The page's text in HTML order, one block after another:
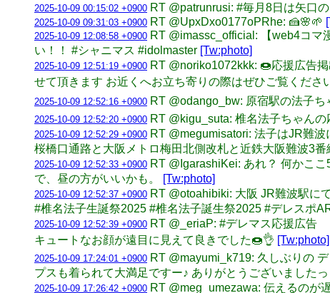
2025-10-09 00:15:02 +0900 RT @patrunrusi: #毎月8日は矢口
2025-10-09 09:31:03 +0900 RT @UpxDxo0177oPRhe: 🍰🌸🌱
2025-10-09 12:08:58 +0900 RT @imassc_official: 【web4コマ
い！！ #シャニマス #idolmaster [Tw:photo]
2025-10-09 12:51:19 +0900 RT @noriko1072kkk: 🍩応援広告
せて頂きます お近くへお立ち寄りの際はぜひご覧くだ
2025-10-09 12:52:16 +0900 RT @odango_bw: 原宿駅の法子
2025-10-09 12:52:20 +0900 RT @kigu_suta: 椎名法子ちゃん
2025-10-09 12:52:29 +0900 RT @megumisatori: 法子はJR難
桜橋口通路と大阪メトロ梅田北側改札と近鉄大阪難波3
2025-10-09 12:52:33 +0900 RT @IgarashiKei: あれ？ 何かこ
で、昼の方がいいかも。
[Tw:photo]
2025-10-09 12:52:37 +0900 RT @otoahibiki: 大阪 JR難波駅に
#椎名法子生誕祭2025 #椎名法子誕生祭2025 #デレスポ
2025-10-09 12:52:39 +0900 RT @_eriaP: #デレマス応援広告
キュートなお顔が遠目に見えて良きでした🍩👌 [Tw:photo]
2025-10-09 17:24:01 +0900 RT @mayumi_k719: 久しぶりの
プスも着られて大満足ですー♪ ありがとうございました
2025-10-09 17:26:42 +0900 RT @meg_umezawa: 伝えるのが